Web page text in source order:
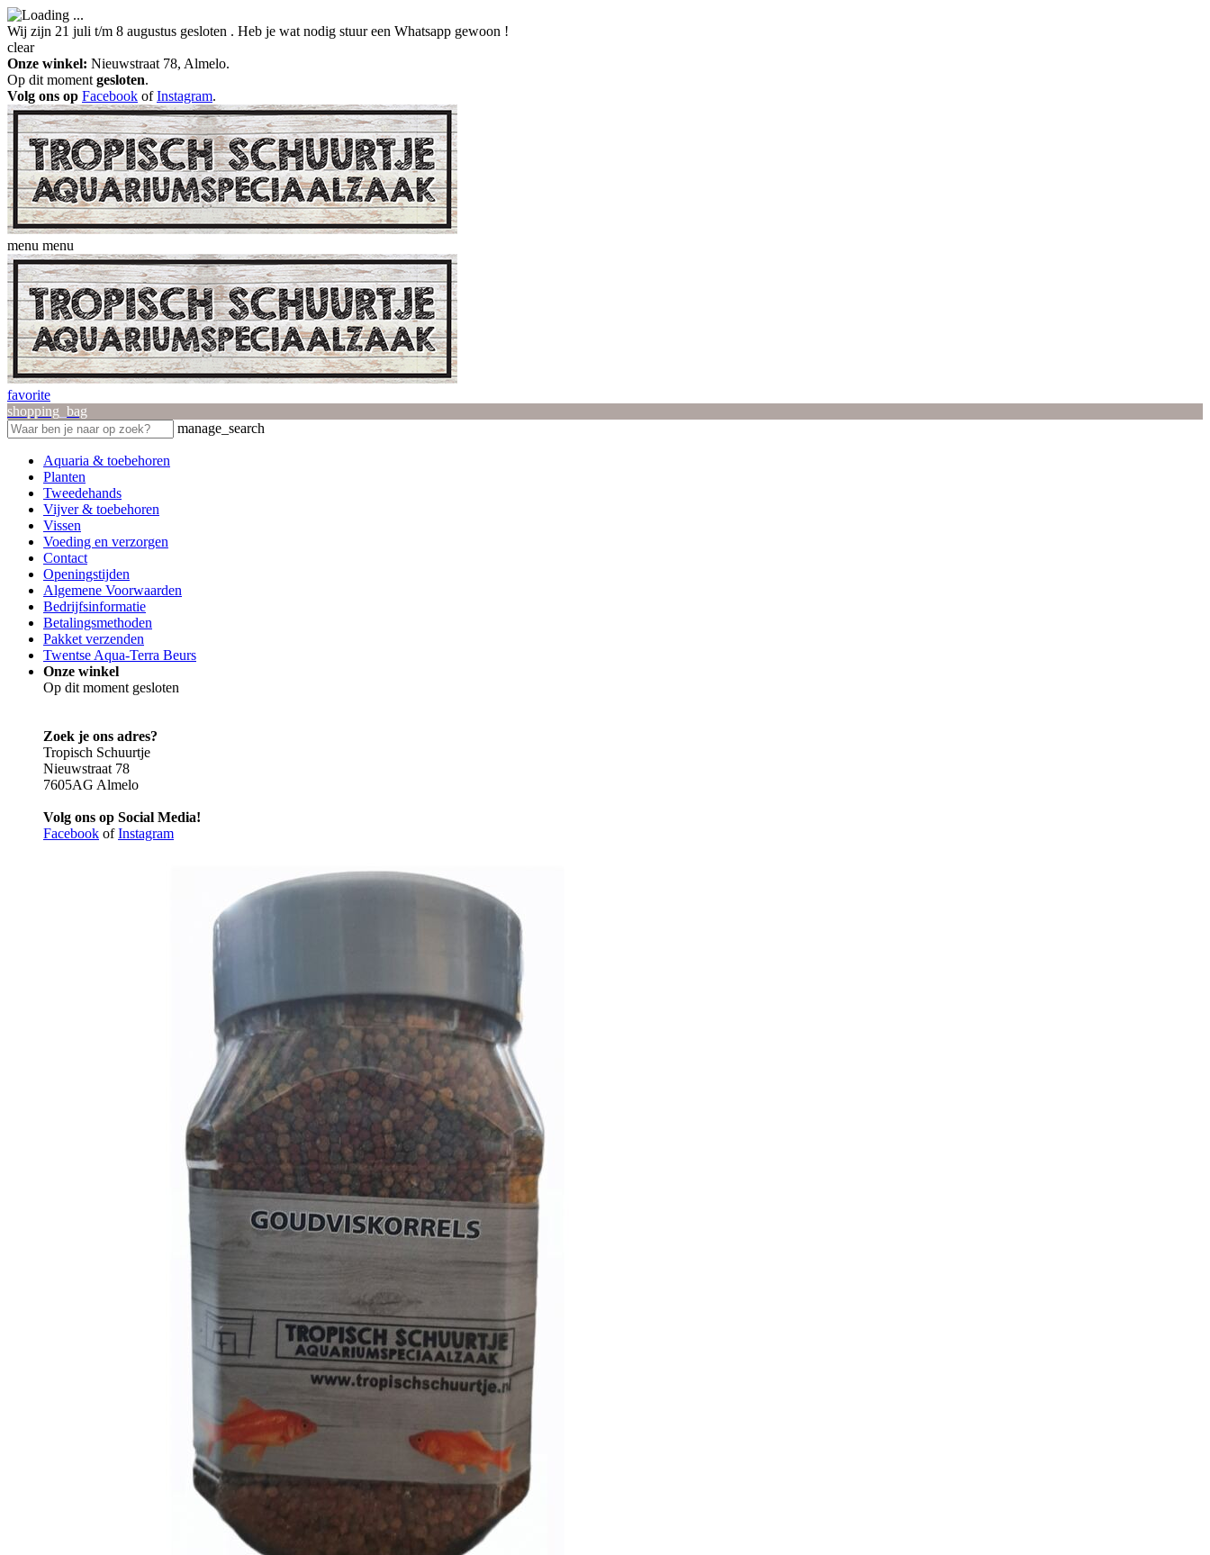
Wij zijn 21 juli t/m 8 augustus gesloten . Heb je wat nodig stuur een Whatsapp gewoon !
clear
Onze winkel: Nieuwstraat 78, Almelo.
Op dit moment gesloten.
Volg ons op Facebook ofInstagram.
menu menu
favorite
shopping_bag
manage_search
Aquaria & toebehoren
Planten
Tweedehands
Vijver & toebehoren
Vissen
Voeding en verzorgen
Contact
Openingstijden
Algemene Voorwaarden
Bedrijfsinformatie
Betalingsmethoden
Pakket verzenden
Twentse Aqua-Terra Beurs
Onze winkel
Op dit moment gesloten
Zoek je ons adres?
Tropisch Schuurtje
Nieuwstraat 78
7605AG Almelo
Volg ons op Social Media!
Facebook ofInstagram